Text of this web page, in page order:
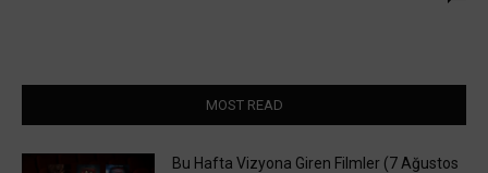
MOST READ
Bu Hafta Vizyona Giren Filmler (7 Ağustos